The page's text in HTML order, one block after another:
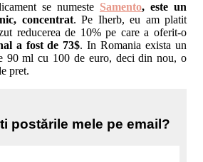
se numeste Samento, este un
concentrat. Pe Iherb, eu am platit
reducerea de 10% pe care a oferit-o
a fost de 73$. In Romania exista un
90 ml cu 100 de euro, deci din nou, o
pret.
postările mele pe email?